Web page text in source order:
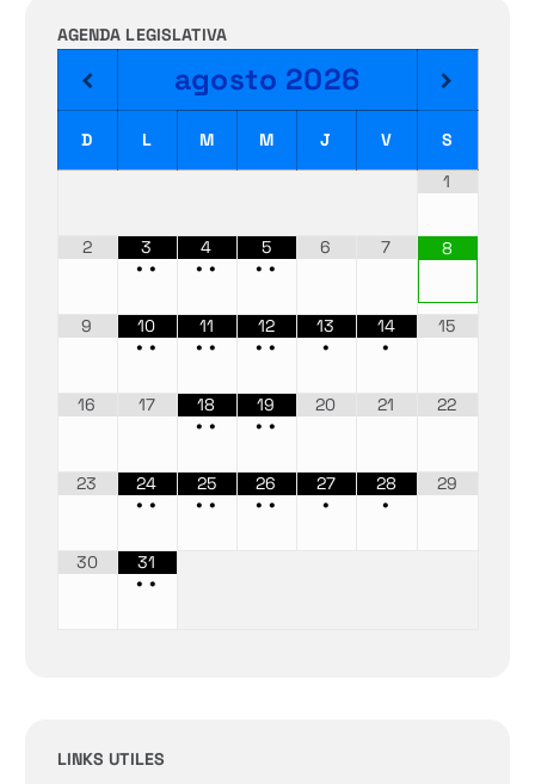
AGENDA LEGISLATIVA
agosto 2026
D L M M J V
S
1
2
3
••
4
••
5
••
6 7 8
9
10
••
11
••
12
••
13
•
14
•
15
16 17
18
••
19
••
20 21 22
23
24
••
25
••
26
••
27
•
28
•
29
30
31
••
LINKS UTILES